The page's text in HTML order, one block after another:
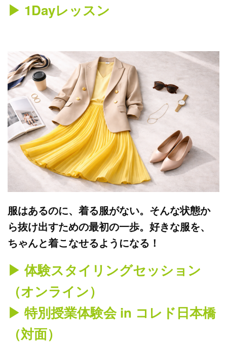
▶︎ 1Dayレッスン
服はあるのに、着る服がない。そんな状態か
ら抜け出すための最初の一歩。好きな服を、
ちゃんと着こなせるようになる！
▶︎ 体験スタイリングセッション
（オンライン）
▶︎ 特別授業体験会 in コレド日本橋
（対面）